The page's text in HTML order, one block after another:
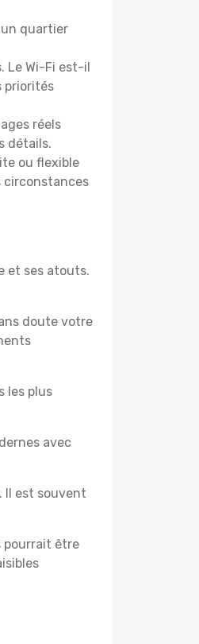
quartier
Le Wi-Fi est-il
priorités
réels
détails.
ou flexible
circonstances
et ses atouts.
doute votre
les plus
avec
est souvent
pourrait être